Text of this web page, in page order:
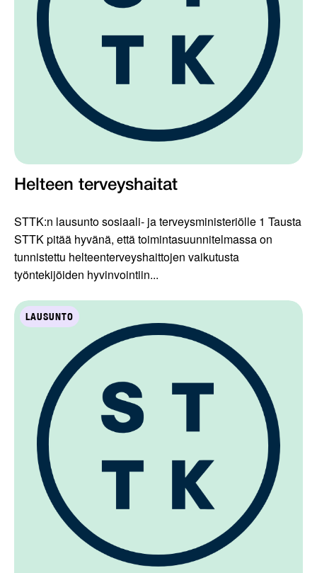
Helteen terveyshaitat
STTK:n lausunto sosiaali- ja terveysministeriölle 1 Tausta
STTK pitää hyvänä, että toimintasuunnitelmassa on
tunnistettu helteenterveyshaittojen vaikutusta
työntekijöiden hyvinvointiin...
LAUSUNTO